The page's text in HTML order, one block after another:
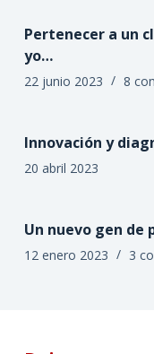
Pertenecer a un
yo…
22 junio 2023 8
Innovación y
20 abril 2023
Un nuevo gen de
12 enero 2023 3